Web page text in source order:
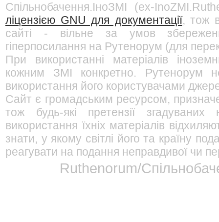
Спільнобачення.ІноЗМІ (ex-
ліцензією GNU для документації, тож
сайті - вільне за умов
гіперпосилання на Рутенорум (для
При використанні матеріалів
кожним ЗМІ конкретно. Рутенорум
використання його користувачами
Сайт є громадським ресурсом,
тож будь-які претензії
використання їхніх матеріалів
знати, у якому світлі його та країну
реагувати на подання неправдивої чи
Ruthenorum/